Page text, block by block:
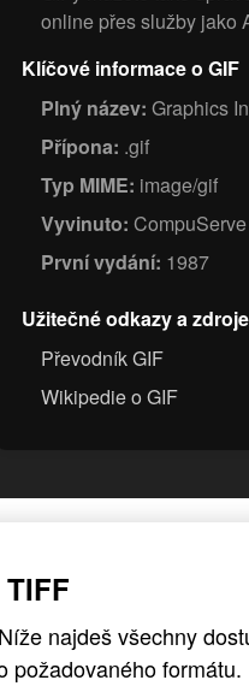
online přes služby jako
Klíčové informace o GIF
Plný název: Graphics
Přípona: .gif
Typ MIME: image/gif
Vyvinuto: CompuServe
První vydání: 1987
Užitečné odkazy a zdroje
Převodník GIF
Wikipedie o GIF
najdeš všechny
požadovaného formátu.